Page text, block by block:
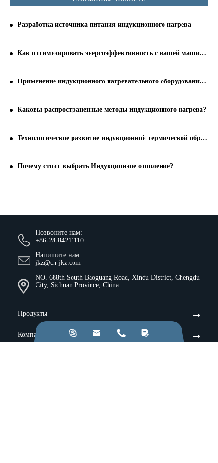
Разработка источника питания индукционного нагрева
Как оптимизировать энергоэффективность с вашей машиной подогревателя трубы
Применение индукционного нагревательного оборудования на современном этапе
Каковы распространенные методы индукционного нагрева?
Технологическое развитие индукционной термической обработки
Почему стоит выбрать Индукционное отопление?
Позвоните нам:
+86-28-84211110
Напишите нам:
jkz@cn-jkz.com
NO. 688th South Baoguang Road, Xindu District, Chengdu
City, Sichuan Province, China
Продукты
Компания    